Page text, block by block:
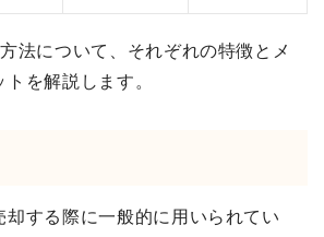
法について、それぞれの特徴とメ
を解説します。
却する際に一般的に用いられてい